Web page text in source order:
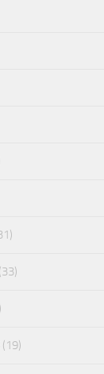
(33)
(19)